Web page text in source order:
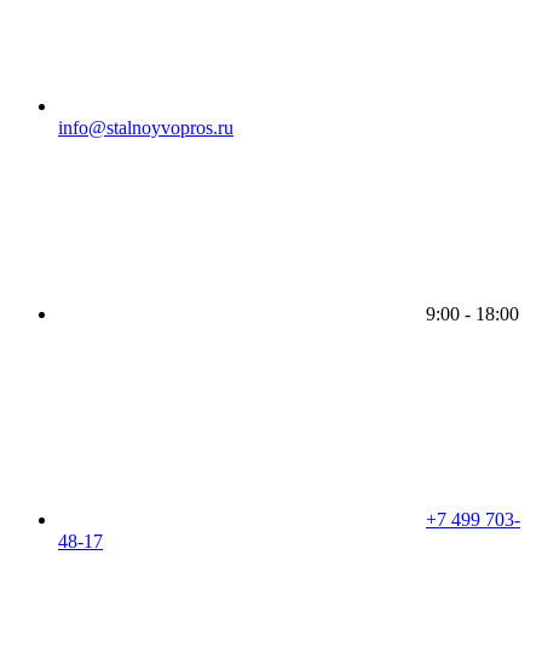
info@stalnoyvopros.ru
9:00 - 18:00
+7 499 703-
48-17